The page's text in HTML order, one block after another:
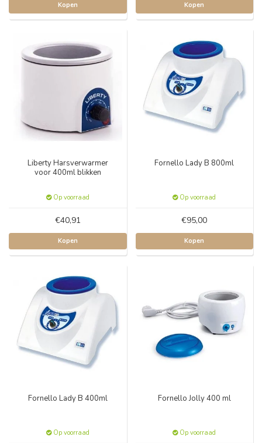
Kopen Kopen
Liberty Harsverwarmer
voor 400ml blikken
Op voorraad
€40,91
Kopen
Fornello Lady B 800ml
Op voorraad
€95,00
Kopen
Fornello Lady B 400ml
Op voorraad
Fornello Jolly 400 ml
Op voorraad